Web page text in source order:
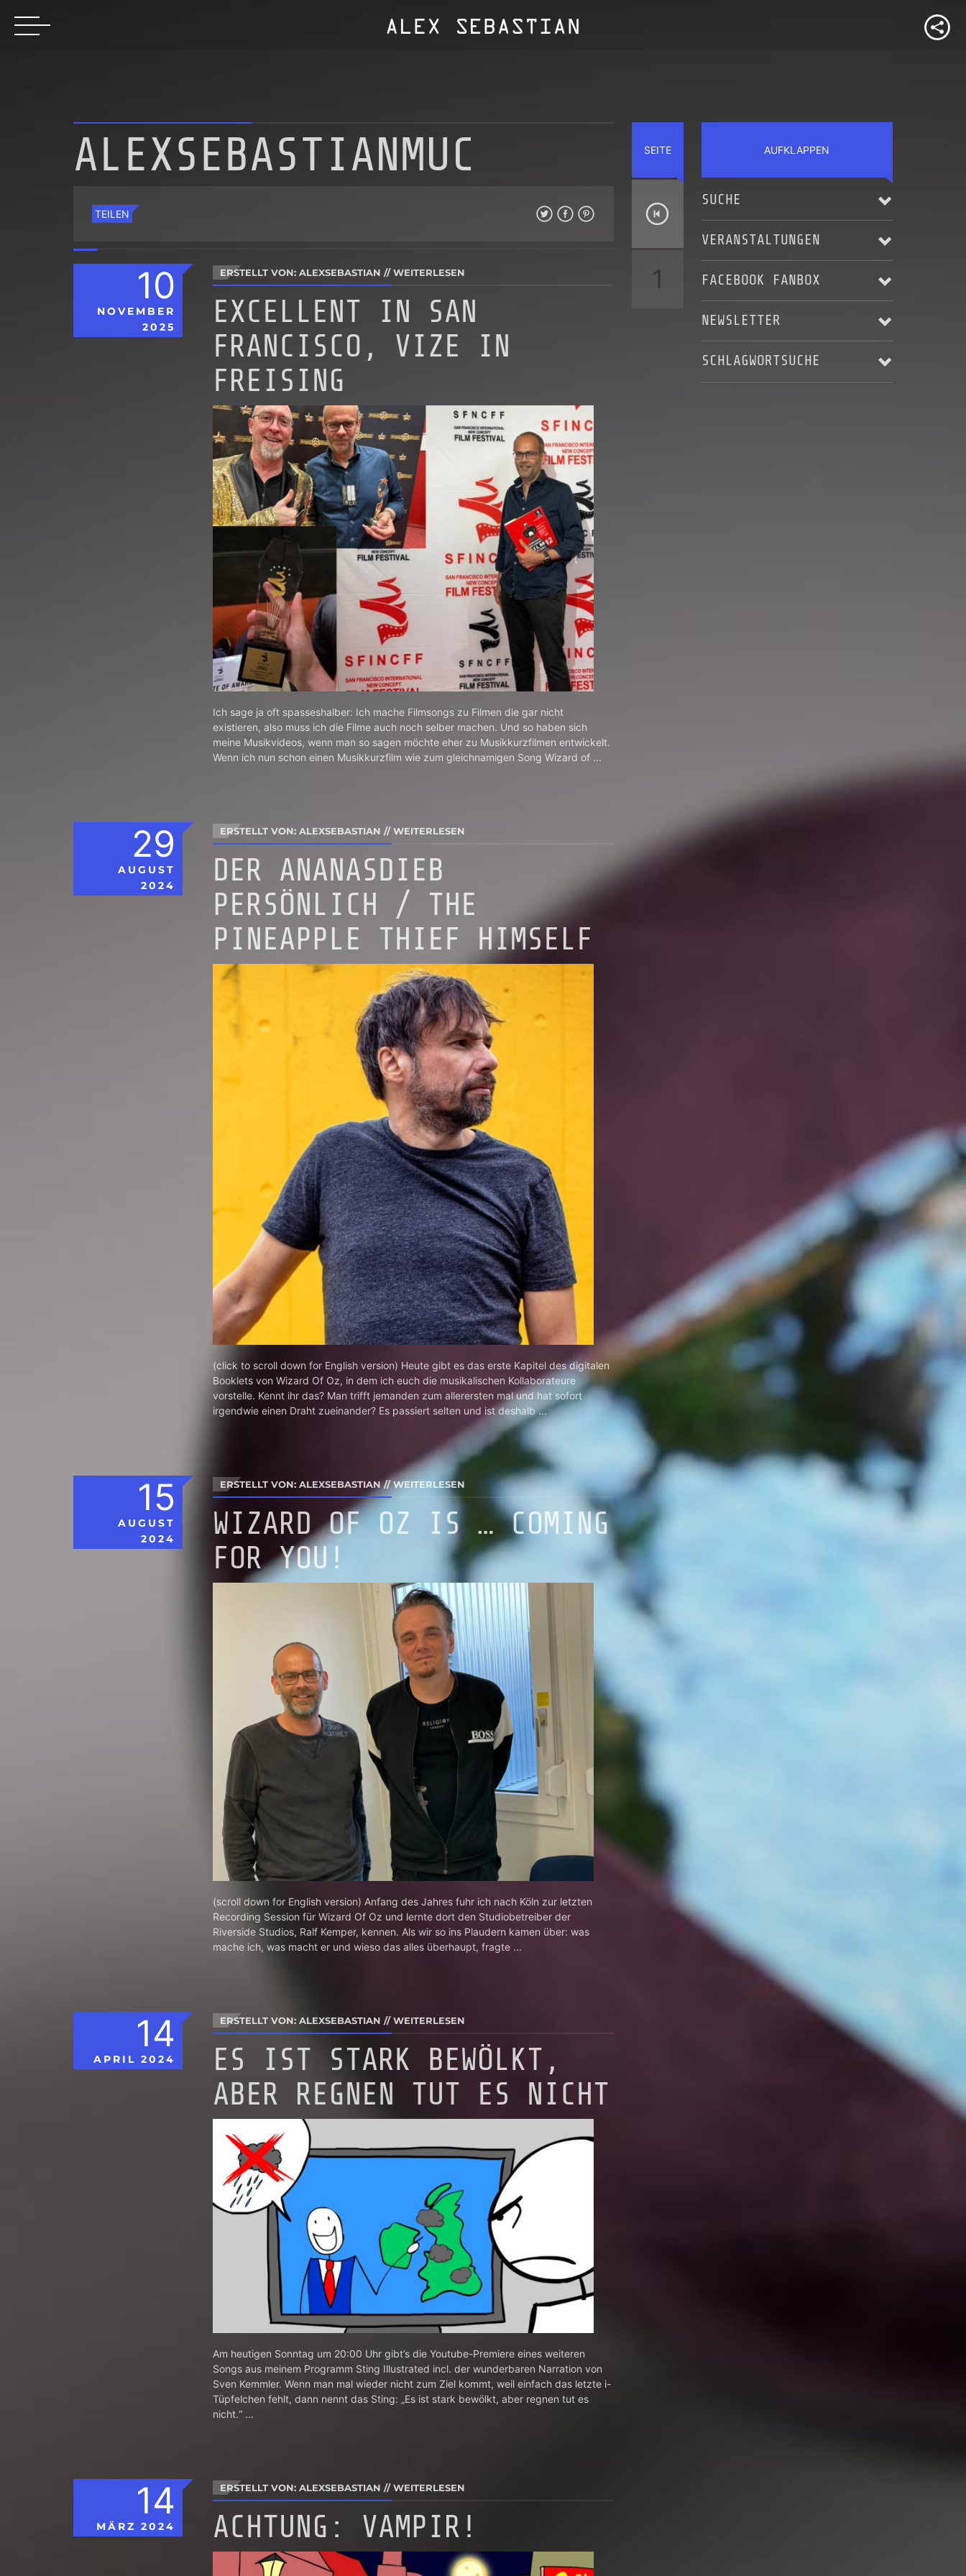
ALEXSEBASTIANMUC
TEILEN
10
NOVEMBER
2025
ERSTELLT VON: ALEXSEBASTIAN //WEITERLESEN
EXCELLENT IN SAN
FRANCISCO, VIZE IN
FREISING
Ich sage ja oft spasseshalber: Ich mache Filmsongs zu Filmen die gar nicht
existieren, also muss ich die Filme auch noch selber machen. Und so haben sich
meine Musikvideos, wenn man so sagen möchte eher zu Musikkurzfilmen entwickelt.
Wenn ich nun schon einen Musikkurzfilm wie zum gleichnamigen Song Wizard of ...
29
AUGUST
2024
ERSTELLT VON: ALEXSEBASTIAN //WEITERLESEN
DER ANANASDIEB
PERSÖNLICH / THE
PINEAPPLE THIEF HIMSELF
(click to scroll down for English version) Heute gibt es das erste Kapitel des digitalen
Booklets von Wizard Of Oz, in dem ich euch die musikalischen Kollaborateure
vorstelle. Kennt ihr das? Man trifft jemanden zum allerersten mal und hat sofort
irgendwie einen Draht zueinander? Es passiert selten und ist deshalb ...
15
AUGUST
2024
ERSTELLT VON: ALEXSEBASTIAN//WEITERLESEN
WIZARD OF OZ IS … COMING
FOR YOU!
(scroll down for English version) Anfang des Jahres fuhr ich nach Köln zur letzten
Recording Session für Wizard Of Oz und lernte dort den Studiobetreiber der
Riverside Studios, Ralf Kemper, kennen. Als wir so ins Plaudern kamen über: was
mache ich, was macht er und wieso das alles überhaupt, fragte ...
14
APRIL2024
ERSTELLT VON: ALEXSEBASTIAN //WEITERLESEN
ES IST STARK BEWÖLKT,
ABER REGNEN TUT ES NICHT
Am heutigen Sonntag um 20:00 Uhr gibt’s die Youtube-Premiere eines weiteren
Songs aus meinem Programm Sting Illustrated incl. der wunderbaren Narration von
Sven Kemmler. Wenn man mal wieder nicht zum Ziel kommt, weil einfach das letzte i-
Tüpfelchen fehlt, dann nennt das Sting: „Es ist stark bewölkt, aber regnen tut es
nicht.“ ...
14
MÄRZ2024
ERSTELLT VON: ALEXSEBASTIAN //WEITERLESEN
ACHTUNG: VAMPIR!
SEITE
1
AUFKLAPPEN
SUCHE
VERANSTALTUNGEN
Alle anzeigen
FACEBOOK FANBOX
NEWSLETTER
SCHLAGWORTSUCHE